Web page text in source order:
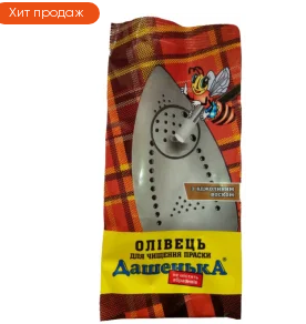
Хит продаж